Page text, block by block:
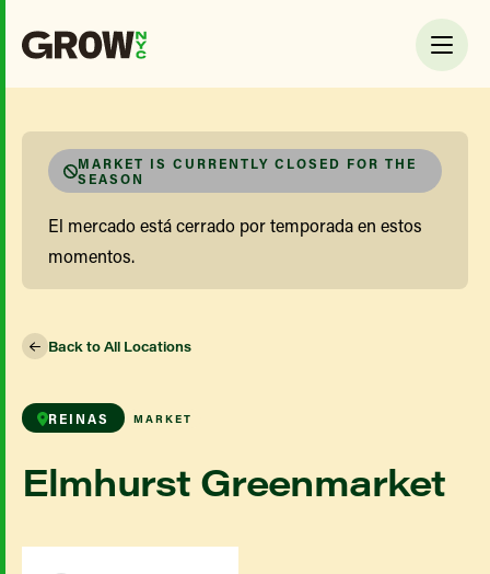
MARKET IS CURRENTLY CLOSED FOR THE
SEASON
El mercado está cerrado por temporada en estos
momentos.
Back to All Locations
REINAS MARKET
Elmhurst Greenmarket